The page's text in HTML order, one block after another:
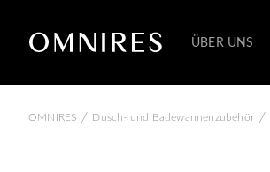
ÜBER UNS
OMNIRES / Dusch- und Badewannenzubehör /